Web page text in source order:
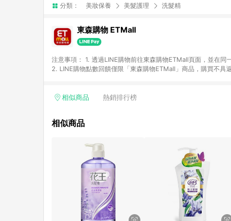
分類： 美妝保養 美髮護理 洗髮精
東森購物 ETMall
注意事項： 1. 透過LINE購物前往東森購物ETMall頁面，並在同
2. LINE購物點數回饋僅限「東森購物ETMall」商品，購買不具
「草莓網」全館商品。 4. 如取消訂單、退貨、退款或購物中登
面顯示為準。 7. LINE購物設有「單一商品最高回饋點數」機制
品資料更新會有時間差，如顯示之商品規格、顏色、價位、贈
準。 9. 若有贈點爭議，請務必於訂單日期+180天以內至LINE
贈點回饋。 10. 部分點數紅包僅限指定商品使用，或不適用於
紅包頁面規則為準。
相似商品 熱銷排行榜
相似商品